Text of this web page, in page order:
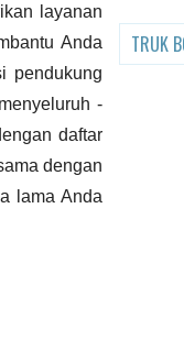
layanan
Anda
pendukung
-
daftar
dengan
lama Anda
TRUK